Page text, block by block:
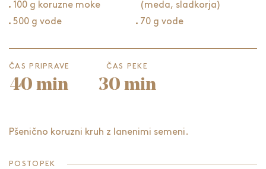
100 g koruzne moke
500 g vode
(meda, sladkorja)
70 g vode
ČAS PRIPRAVE
40 min
ČAS PEKE
30 min
Pšenično koruzni kruh z lanenimi semeni.
POSTOPEK